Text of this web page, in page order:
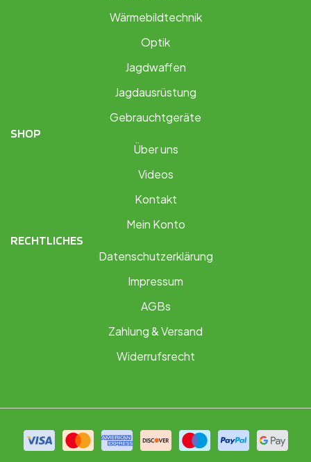
Wärmebildtechnik
Optik
Jagdwaffen
Jagdausrüstung
Gebrauchtgeräte
SHOP
Über uns
Videos
Kontakt
Mein Konto
RECHTLICHES
Datenschutzerklärung
Impressum
AGBs
Zahlung & Versand
Widerrufsrecht